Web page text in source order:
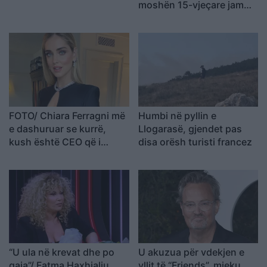
moshën 15-vjeçare jam…
FOTO/ Chiara Ferragni më
e dashuruar se kurrë,
kush është CEO që i
ndarjes
Humbi në pyllin e
Llogarasë, gjendet pas
disa orësh turisti francez
“U ula në krevat dhe po
U akuzua për vdekjen e